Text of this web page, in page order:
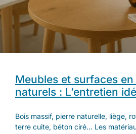
Meubles et surfaces
naturels : L’entretien
Bois massif, pierre naturelle, liège,
terre cuite, béton ciré… Les